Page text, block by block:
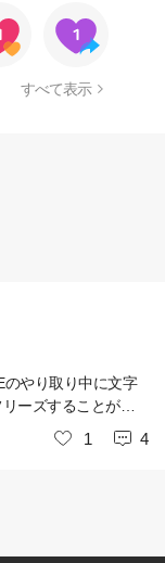
すべて表示
やり取り中に文字
ーズすることがよ
源を落とすしかな
こりません、
いいね
1 4